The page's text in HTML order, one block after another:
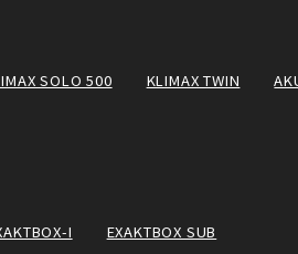
SOLO 500 KLIMAX TWIN
I EXAKTBOX SUB